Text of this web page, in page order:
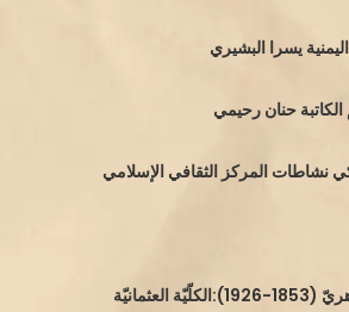
يسرا البشيري
حنان رحيمي
المركز الثقافي الإسلامي